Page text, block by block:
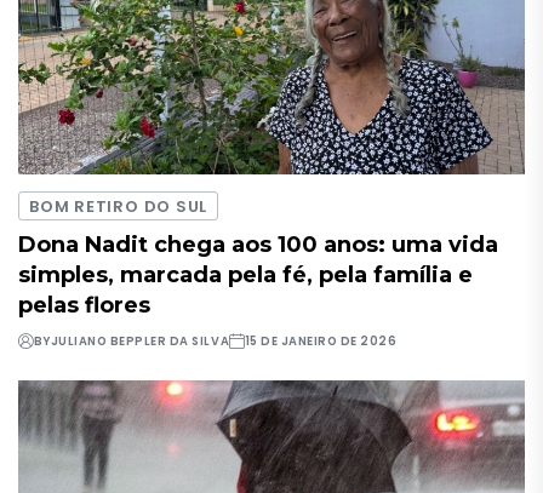
BOM RETIRO DO SUL
Dona Nadit chega aos 100 anos: uma vida
simples, marcada pela fé, pela família e
pelas flores
BYJULIANO BEPPLER DA SILVA 15 DE JANEIRO DE 2026